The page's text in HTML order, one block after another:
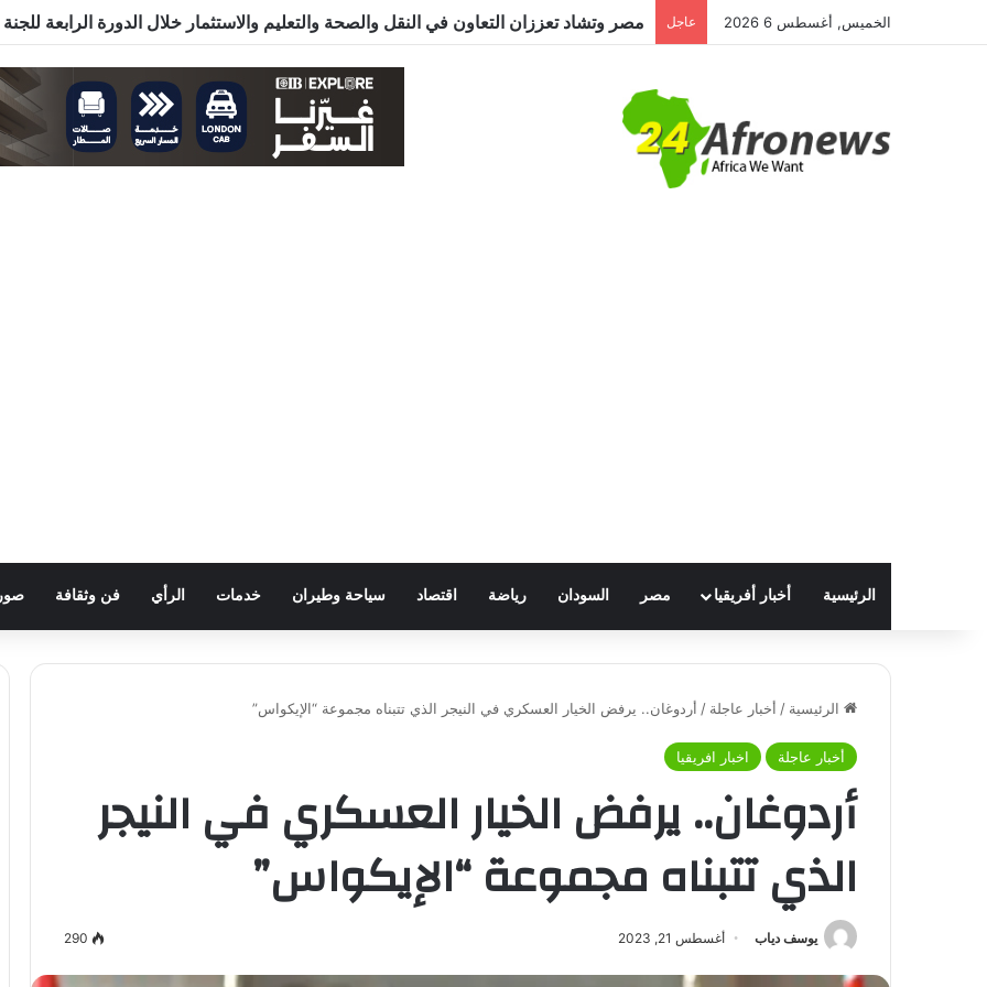
الخميس, أغسطس 6 2026 عاجل
الرئيسية أخبار أفريقيا مصر السودان رياضة اقتصاد سياحة وطيران خدمات الرأي فن وثقافة
الرئيسية / أخبار عاجلة / أردوغان.. يرفض الخيار العسكري في النيجر الذي تتبناه مجموعة “الإيكواس”
أخبار عاجلة اخبار افريقيا
أردوغان.. يرفض الخيار العسكري في النيجر
الذي تتبناه مجموعة “الإيكواس”
يوسف دياب أغسطس 21, 2023 290